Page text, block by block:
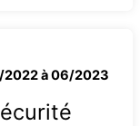
2022 à 06/2023